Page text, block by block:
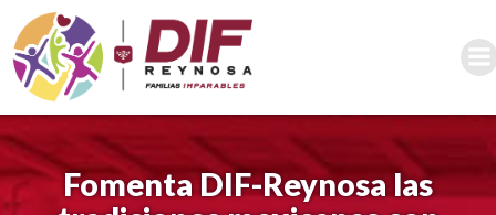
al
contenido
Fomenta DIF-Reynosa las